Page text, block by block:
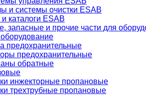
и системы очистки ESAB
каталоги ESAB
запасные и прочие части для
предохранительные
предохранительные
обратные
инжекторные пропановые
трехтрубные пропановые